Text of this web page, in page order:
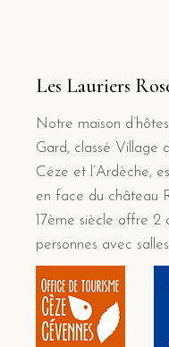
Les Lauriers
Notre maison
Gard, classé Village
Céze et l’Ardèche,
en face du château
17ème siècle offre 2
personnes avec